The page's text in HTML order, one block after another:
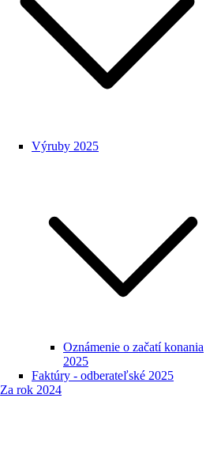
Výruby 2025
Oznámenie o začatí konania
2025
Faktúry - odberateľské 2025
Za rok 2024